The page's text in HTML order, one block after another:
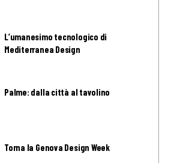
L’umanesimo tecnologico di
Mediterranea Design
Palme: dalla città al tavolino
Torna la Genova Design Week